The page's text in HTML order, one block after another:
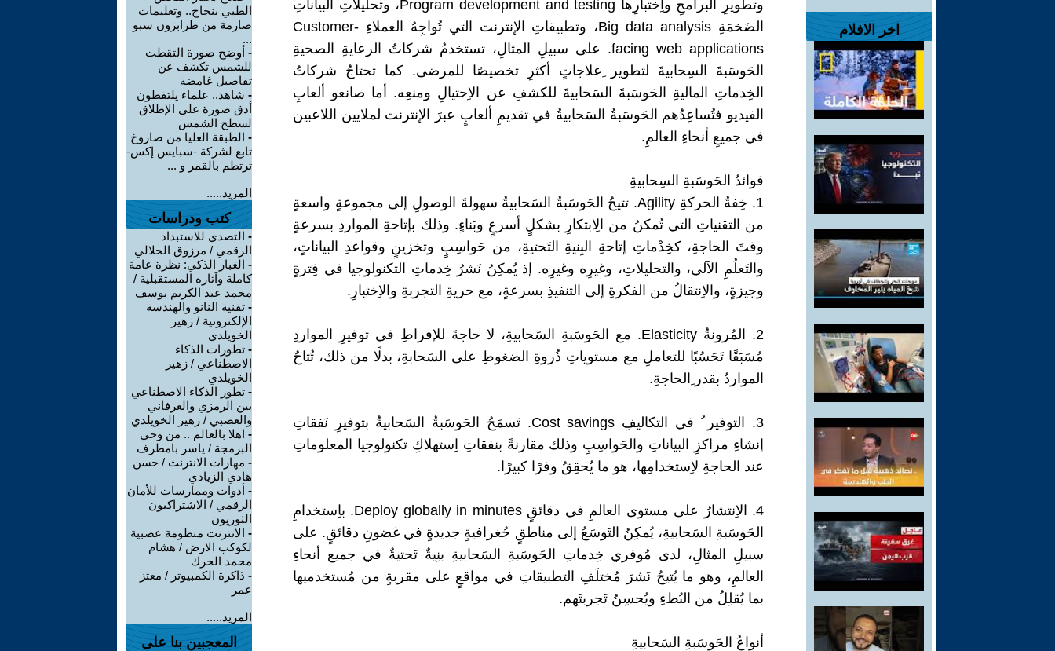
اخر الافلام
وتطويرِ البرامجِ واِختبارِها Program development and testing، وتحليلاتِ البياناتِ
الضَخمَةِ Big data analysis، وتطبيقاتِ الإنترنت التي تُواجِهُ العملاءِ Customer-
facing web applications. على سبيلِ المثالِ، تستخدمُ شركاتُ الرعايةِ الصحيةِ
الحَوسَبةَ السِحابيةَ لتطوير ِعلاجاتٍ أكثرِ تخصيصًا للمرضى. كما تحتاجُ شركاتُ
الخِدماتِ الماليةِ الحَوسَبةَ السَحابيةَ للكشفِ عن الاِحتيالِ ومنعِه. أما صانعو ألعابِ
الفيديو فتُساعِدُهم الحَوسَبةُ السَحابيةُ في تقديمِ ألعابٍ عبرَ الإنترنت لملايين اللاعبين
في جميعِ أنحاءِ العالمِ.
فوائدُ الحَوسَبةِ السِحابيةِ
1. خِفةُ الحركةِ Agility. تتيحُ الحَوسَبةُ السَحابيةُ سهولةَ الوصولِ إلى مجموعةٍ واسعةٍ
من التقنياتِ التي تُمكنُ من الِابتكارِ بشكلٍ أسرعٍ وبَناءٍ. وذلك بإتاحةِ المواردِ بسرعةٍ
وقتَ الحاجةِ، كخِدْماتِ إتاحةِ البِنيةِ التَحتيةِ، من حَواسِبٍ وتخزينٍ وقواعدِ البياناتٍ،
والتَعلُمِ الآلي، والتحليلاتِ، وغيرِه وغيرِه. إذ يُمكِنُ نَشرُ خِدماتِ التكنولوجيا في فِترةٍ
وجيزةٍ، والاِنتقالُ من الفكرةِ إلى التنفيذِ بسرعةٍ، مع حريةِ التجربةِ والاِختبارِ.
2. المُرونةُ Elasticity. مع الحَوسَبةِ السَحابيةِ، لا حاجةَ للإفراطِ في توفيرِ المواردِ
مُسَبَقًا تَحَسُبًا للتعاملِ مع مستوياتِ ذُروةِ الضغوطِ على السَحابةِ، بدلًا من ذلك، تُتاحُ
المواردُ بقدر ِالحاجةِ.
3. التوفير ُ في التكاليفِ Cost savings. تَسمَحُ الحَوسَبةُ السَحابيةُ بتوفيرِ نَفقاتِ
إنشاءِ مراكزِ البياناتِ والحَواسِبِ وذلك مقارنةً بنفقاتِ اِستهلاكِ تكنولوجيا المعلوماتِ
عند الحاجةِ لاِستخدامِها، هو ما يُحقِقُ وفرًا كبيرًا.
4. الاِنتشارُ على مستوى العالمِ في دقائقٍ Deploy globally in minutes. باِستخدامِ
الحَوسَبةِ السَحابيةِ، يُمكِنُ التَوسَعُ إلى مناطقٍ جُغرافيةٍ جديدةٍ في غضونِ دقائقٍ. على
سبيلِ المثالِ، لدى مُوفري خِدماتِ الحَوسَبةِ السَحابيةِ بنِيةٌ تَحتيةٌ في جميع أنحاءِ
العالمِ، وهو ما يُتيحُ نَشرَ مُختلَفِ التطبيقاتِ في مواقعٍ على مقربةٍ من مُستخدميها
بما يُقلِلُ من البُطءِ ويُحسِنُ تَجربتَهم.
أنواعُ الحَوسَبةِ السَحابيةِ
الطبي بنجاح.. وتعليمات
صارمة من طرابزون سبو
...
- أوضح صورة التقطت
للشمس تكشف عن
تفاصيل غامضة
- شاهد.. علماء يلتقطون
أدق صورة على الإطلاق
لسطح الشمس
- الطبقة العليا من صاروخ
تابع لشركة -سبايس إكس-
ترتطم بالقمر و ...
المزيد.....
كتب ودراسات
- التصدي للاستبداد
الرقمي / مرزوق الحلالي
- الغبار الذكي: نظرة عامة
كاملة وآثاره المستقبلية /
محمد عبد الكريم يوسف
- تقنية النانو والهندسة
الإلكترونية / زهير
الخويلدي
- تطورات الذكاء
الاصطناعي / زهير
الخويلدي
- تطور الذكاء الاصطناعي
بين الرمزي والعرفاني
والعصبي / زهير الخويلدي
- اهلا بالعالم .. من وحي
البرمجة / ياسر بامطرف
- مهارات الانترنت / حسن
هادي الزيادي
- أدوات وممارسات للأمان
الرقمي / الاشتراكيون
الثوريون
- الانترنت منظومة عصبية
لكوكب الارض / هشام
محمد الحرك
- ذاكرة الكمبيوتر / معتز
عمر
المزيد.....
المعجبين بنا على